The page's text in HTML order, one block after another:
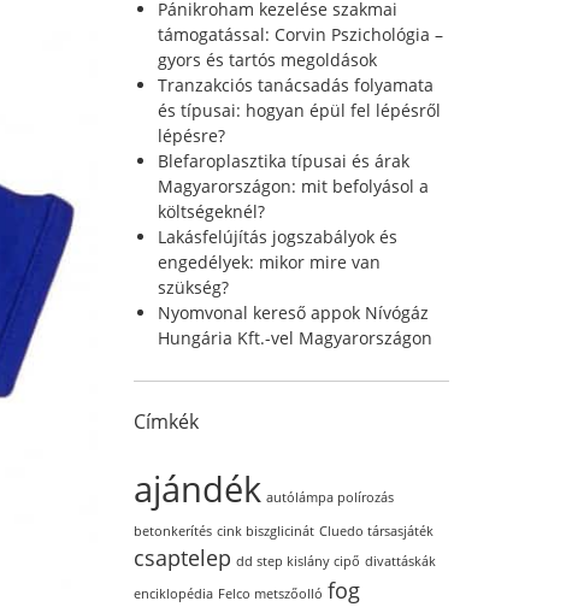
f
Pánikroham kezelése szakmai
támogatással: Corvin Pszichológia –
gyors és tartós megoldások
Tranzakciós tanácsadás folyamata
és típusai: hogyan épül fel lépésről
lépésre?
Blefaroplasztika típusai és árak
Magyarországon: mit befolyásol a
költségeknél?
Lakásfelújítás jogszabályok és
engedélyek: mikor mire van
szükség?
Nyomvonal kereső appok Nívógáz
Hungária Kft.-vel Magyarországon
Címkék
ajándék autólámpa polírozás
betonkerítés cink biszglicinát Cluedo társasjáték
csaptelep dd step kislány cipő divattáskák
enciklopédia Felco metszőolló fog